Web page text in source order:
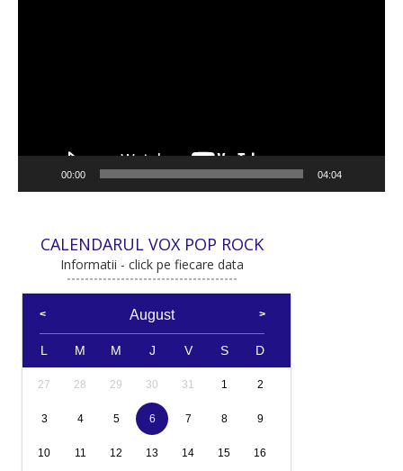
00:00 04:04
CALENDARUL VOX POP ROCK
Informatii - click pe fiecare data
August
L M M J V S D
27 28 29 30 31 1 2
3 4 5 6 7 8 9
10 11 12 13 14 15 16